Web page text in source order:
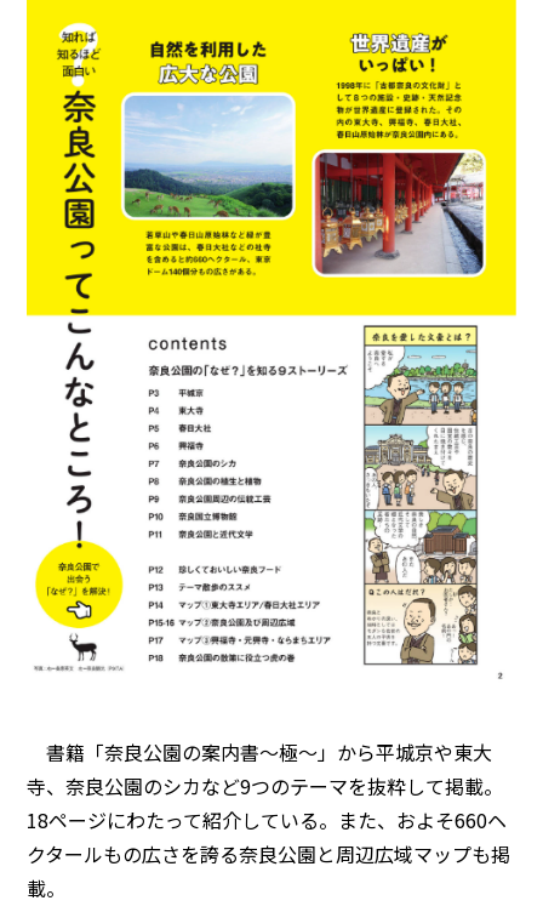
書籍「奈良公園の案内書～極～」から平城京や東大
寺、奈良公園のシカなど9つのテーマを抜粋して掲載。
18ページにわたって紹介している。また、およそ660ヘ
クタールもの広さを誇る奈良公園と周辺広域マップも掲
載。